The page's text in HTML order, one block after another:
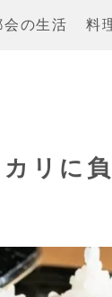
会の生活 料
リに